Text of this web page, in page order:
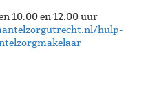
10.00 en 12.00 uur
hulp-